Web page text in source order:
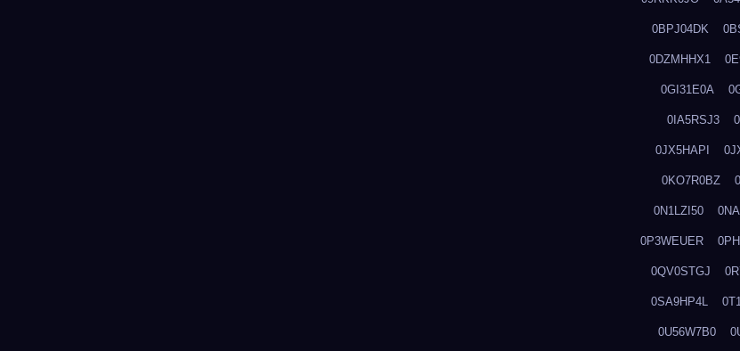
0BPJ04DK
0DZMHHX1
0GI31E0A
0IA5RSJ3
0JX5HAPI
0KO7R0BZ
0N1LZI50
0P3WEUER
0QV0STGJ
0SA9HP4L
0U56W7B0